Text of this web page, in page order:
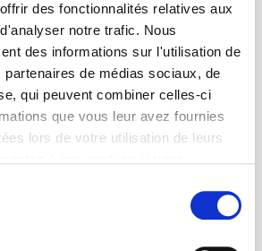
des fonctionnalités relatives aux
notre trafic. Nous
des informations sur l'utilisation de
de médias sociaux, de
qui peuvent combiner celles-ci
que vous leur avez fournies
lors de votre utilisation de leurs